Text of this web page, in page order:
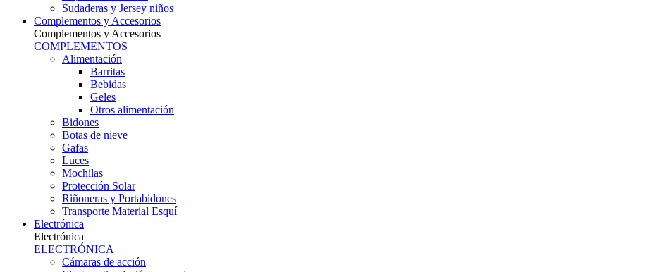
Sudaderas y Jersey niños
Complementos y Accesorios
Complementos y Accesorios
COMPLEMENTOS
Alimentación
Barritas
Bebidas
Geles
Otros alimentación
Bidones
Botas de nieve
Gafas
Luces
Mochilas
Protección Solar
Riñoneras y Portabidones
Transporte Material Esquí
Electrónica
Electrónica
ELECTRÓNICA
Cámaras de acción